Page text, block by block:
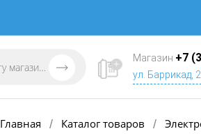
Магазин +7
ул. Баррикад,
Главная / Каталог товаров /